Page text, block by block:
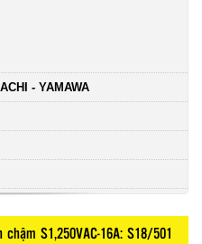
- YAMAWA
S1,250VAC-16A: S18/501